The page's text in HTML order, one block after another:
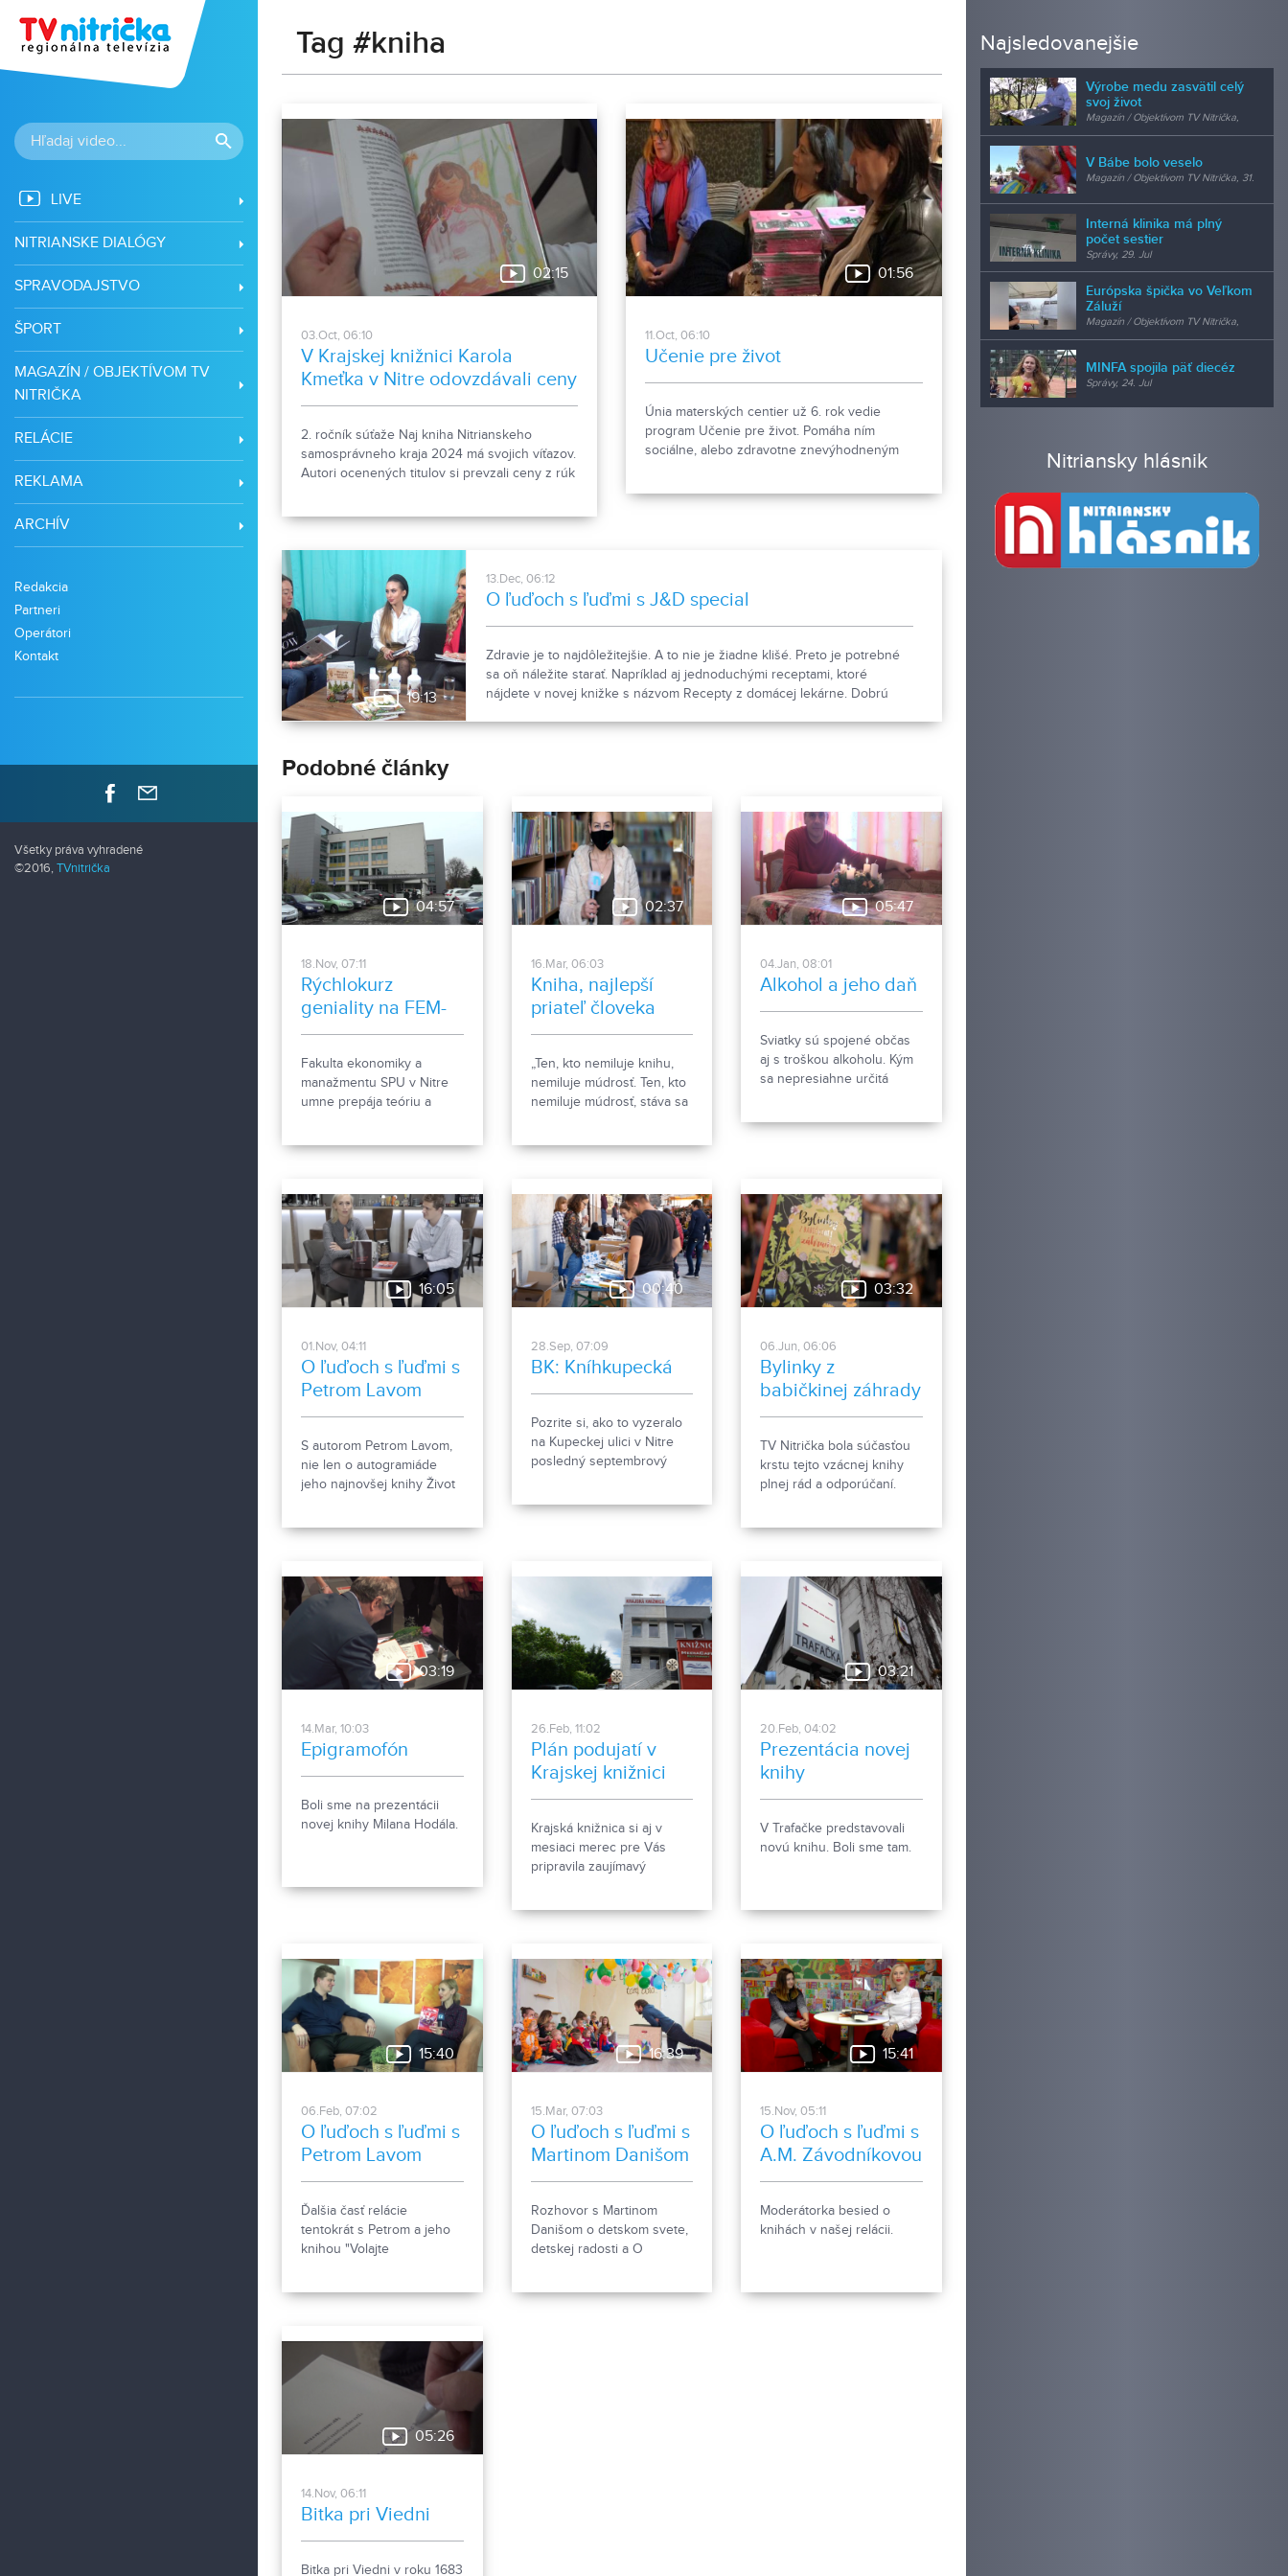
LIVE
NITRIANSKE DIALÓGY
SPRAVODAJSTVO
ŠPORT
MAGAZÍN / OBJEKTÍVOM TV
NITRIČKA
RELÁCIE
REKLAMA
ARCHÍV
Redakcia
Partneri
Operátori
Kontakt
Všetky práva vyhradené
©2016, TVnitrička
Tag #kniha
02:15
03.Oct, 06:10
V Krajskej knižnici Karola
Kmeťka v Nitre odovzdávali ceny
víťazom súťaže Naj kniha kraja
2. ročník súťaže Naj kniha Nitrianskeho
samosprávneho kraja 2024 má svojich víťazov.
Autori ocenených titulov si prevzali ceny z rúk
vystúpenie Detského folklórneho súboru
Drienočka a recitácia Alice Závodnej.
01:56
11.Oct, 06:10
Učenie pre život
Únia materských centier už 6. rok vedie
program Učenie pre život. Pomáha ním
sociálne, alebo zdravotne znevýhodneným
19:13
13.Dec, 06:12
O ľuďoch s ľuďmi s J&D special
Zdravie je to najdôležitejšie. A to nie je žiadne klišé. Preto je potrebné
sa oň náležite starať. Napríklad aj jednoduchými receptami, ktoré
nájdete v novej knižke s názvom Recepty z domácej lekárne. Dobrú
trhu obrovské množstvo. My vám predstavíme tie od spoločnosti J&D
Podobné články
04:57
18.Nov, 07:11
Rýchlokurz
geniality na FEM-
ke
Fakulta ekonomiky a
manažmentu SPU v Nitre
umne prepája teóriu a
pedagógom. Nedávno sa
mohli zoči-voči stretnúť s
uznávaným ekonónom a
zároveň autorom knižného
bestselleru Rýchlokurz
geniality.
02:37
16.Mar, 06:03
Kniha, najlepší
priateľ človeka
„Ten, kto nemiluje knihu,
nemiluje múdrosť. Ten, kto
nemiluje múdrosť, stáva sa
knihy.
05:47
04.Jan, 08:01
Alkohol a jeho daň
Sviatky sú spojené občas
aj s troškou alkoholu. Kým
sa nepresiahne určitá
vystúpil zo svojho tieňa a
povedal o svojej závislosti.
Vyštudovaný herec,
moderátor, otec, robotník,
dabingový herec Ján Peťko
Johny všetko opísal vo
svojej knihe.
16:05
01.Nov, 04:11
O ľuďoch s ľuďmi s
Petrom Lavom
S autorom Petrom Lavom,
nie len o autogramiáde
jeho najnovšej knihy Život
00:40
28.Sep, 07:09
BK: Kníhkupecká
Pozrite si, ako to vyzeralo
na Kupeckej ulici v Nitre
posledný septembrový
03:32
06.Jun, 06:06
Bylinky z
babičkinej záhrady
TV Nitrička bola súčasťou
krstu tejto vzácnej knihy
plnej rád a odporúčaní.
03:19
14.Mar, 10:03
Epigramofón
Boli sme na prezentácii
novej knihy Milana Hodála.
26.Feb, 11:02
Plán podujatí v
Krajskej knižnici
Karola Kmeťka v
Nitre
Krajská knižnica si aj v
mesiaci merec pre Vás
pripravila zaujímavý
03:21
20.Feb, 04:02
Prezentácia novej
knihy
V Trafačke predstavovali
novú knihu. Boli sme tam.
15:40
06.Feb, 07:02
O ľuďoch s ľuďmi s
Petrom Lavom
Ďalšia časť relácie
tentokrát s Petrom a jeho
knihou "Volajte
16:39
15.Mar, 07:03
O ľuďoch s ľuďmi s
Martinom Danišom
Rozhovor s Martinom
Danišom o detskom svete,
detskej radosti a O
15:41
15.Nov, 05:11
O ľuďoch s ľuďmi s
A.M. Závodníkovou
Moderátorka besied o
knihách v našej relácii.
05:26
14.Nov, 06:11
Bitka pri Viedni
Bitka pri Viedni v roku 1683
Najsledovanejšie
Výrobe medu zasvätil celý
svoj život
Magazín / Objektívom TV Nitrička,
V Bábe bolo veselo
Magazín / Objektívom TV Nitrička, 31.
Interná klinika má plný
počet sestier
Správy, 29. Jul
Európska špička vo Veľkom
Záluží
Magazín / Objektívom TV Nitrička,
MINFA spojila päť diecéz
Správy, 24. Jul
Nitriansky hlásnik